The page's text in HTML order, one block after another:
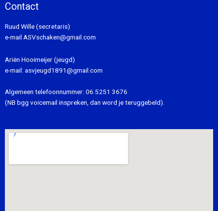
Contact
Ruud Wille (secretaris)
e-mail ASVschaken@gmail.com
Ariën Hooimeijer (jeugd)
e-mail: asvjeugd1891@gmail.com
Algemeen telefoonnummer: 06 5251 3676
(NB bgg voicemail inspreken, dan word je teruggebeld).